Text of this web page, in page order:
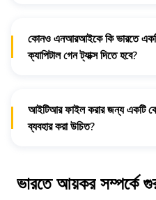
কোনও এনআরআইকে কি ভারতে একটি
ক্যাপিটাল গেন ট্যাক্স দিতে হবে?
আইটিআর ফাইল করার জন্য একটি
ব্যবহার করা উচিত?
ভারতে আয়কর সম্পর্কে